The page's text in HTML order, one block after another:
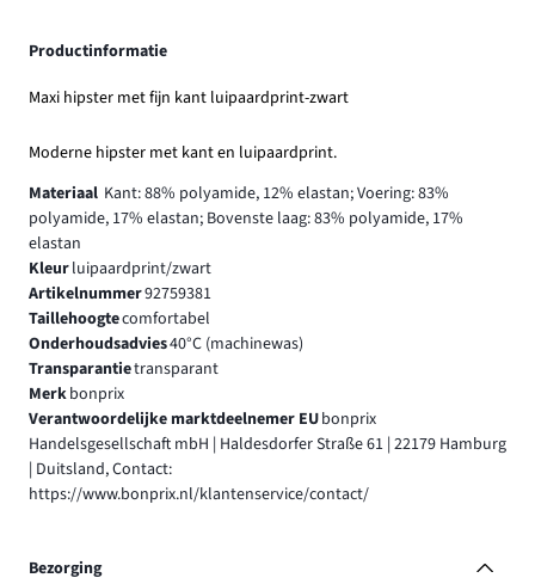
Productinformatie
Maxi hipster met fijn kant luipaardprint-zwart
Moderne hipster met kant en luipaardprint.
Materiaal Kant: 88% polyamide, 12% elastan; Voering: 83%
polyamide, 17% elastan; Bovenste laag: 83% polyamide, 17%
elastan
Kleurluipaardprint/zwart
Artikelnummer92759381
Taillehoogtecomfortabel
Onderhoudsadvies40°C (machinewas)
Transparantietransparant
Merkbonprix
Verantwoordelijke marktdeelnemer EUbonprix
Handelsgesellschaft mbH | Haldesdorfer Straße 61 | 22179 Hamburg
| Duitsland, Contact:
https://www.bonprix.nl/klantenservice/contact/
Bezorging